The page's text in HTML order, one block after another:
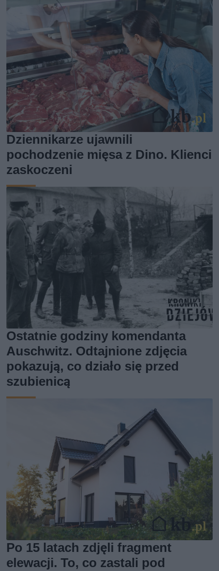
Dziennikarze ujawnili
pochodzenie mięsa z Dino. Klienci
zaskoczeni
Ostatnie godziny komendanta
Auschwitz. Odtajnione zdjęcia
pokazują, co działo się przed
szubienicą
Po 15 latach zdjęli fragment
elewacji. To, co zastali pod